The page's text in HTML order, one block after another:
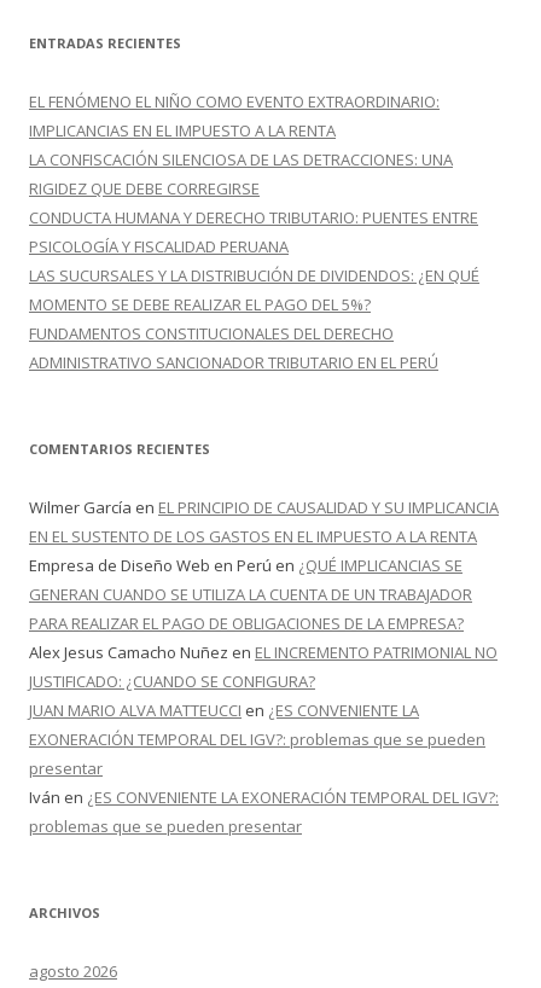
c
r
:
ENTRADAS RECIENTES
EL FENÓMENO EL NIÑO COMO EVENTO EXTRAORDINARIO:
IMPLICANCIAS EN EL IMPUESTO A LA RENTA
LA CONFISCACIÓN SILENCIOSA DE LAS DETRACCIONES: UNA
RIGIDEZ QUE DEBE CORREGIRSE
CONDUCTA HUMANA Y DERECHO TRIBUTARIO: PUENTES ENTRE
PSICOLOGÍA Y FISCALIDAD PERUANA
LAS SUCURSALES Y LA DISTRIBUCIÓN DE DIVIDENDOS: ¿EN QUÉ
MOMENTO SE DEBE REALIZAR EL PAGO DEL 5%?
FUNDAMENTOS CONSTITUCIONALES DEL DERECHO
ADMINISTRATIVO SANCIONADOR TRIBUTARIO EN EL PERÚ
COMENTARIOS RECIENTES
Wilmer García en EL PRINCIPIO DE CAUSALIDAD Y SU IMPLICANCIA
EN EL SUSTENTO DE LOS GASTOS EN EL IMPUESTO A LA RENTA
Empresa de Diseño Web en Perú en ¿QUÉ IMPLICANCIAS SE
GENERAN CUANDO SE UTILIZA LA CUENTA DE UN TRABAJADOR
PARA REALIZAR EL PAGO DE OBLIGACIONES DE LA EMPRESA?
Alex Jesus Camacho Nuñez en EL INCREMENTO PATRIMONIAL NO
JUSTIFICADO: ¿CUANDO SE CONFIGURA?
JUAN MARIO ALVA MATTEUCCI en ¿ES CONVENIENTE LA
EXONERACIÓN TEMPORAL DEL IGV?: problemas que se pueden
presentar
Iván en ¿ES CONVENIENTE LA EXONERACIÓN TEMPORAL DEL IGV?:
problemas que se pueden presentar
ARCHIVOS
agosto 2026